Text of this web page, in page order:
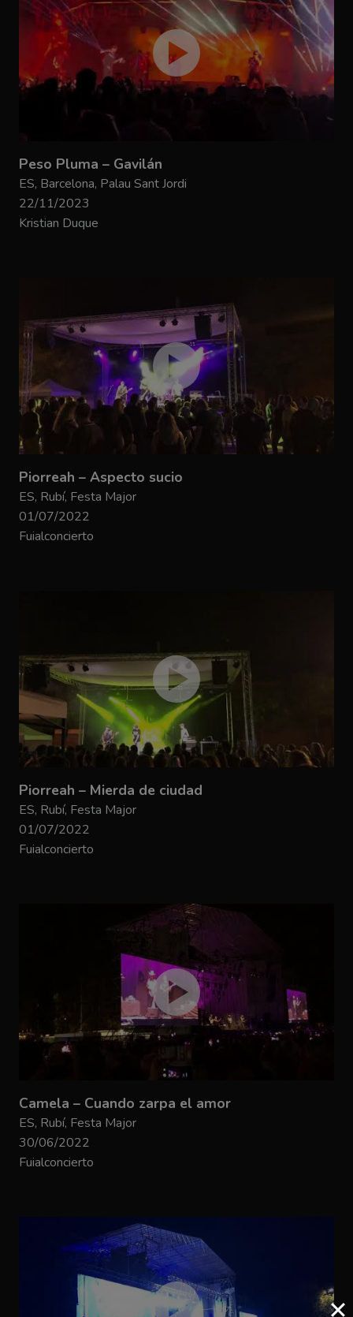
Peso Pluma – Gavilán
ES, Barcelona, Palau Sant Jordi
22/11/2023
Kristian Duque
Piorreah – Aspecto sucio
ES, Rubí, Festa Major
01/07/2022
Fuialconcierto
Piorreah – Mierda de ciudad
ES, Rubí, Festa Major
01/07/2022
Fuialconcierto
Camela – Cuando zarpa el amor
ES, Rubí, Festa Major
30/06/2022
Fuialconcierto